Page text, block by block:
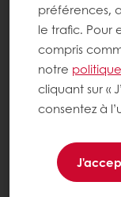
préférences,
le trafic. Pour
compris
notre
cliquant sur «
consentez à